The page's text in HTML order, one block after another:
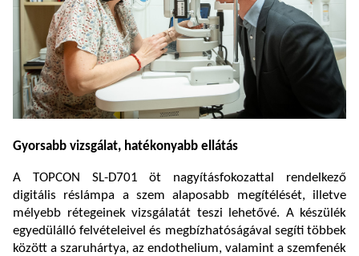
Gyorsabb vizsgálat, hatékonyabb ellátás
A TOPCON SL-D701 öt nagyításfokozattal rendelkező
digitális réslámpa a szem alaposabb megítélését, illetve
mélyebb rétegeinek vizsgálatát teszi lehetővé. A készülék
egyedülálló felvételeivel és megbízhatóságával segíti többek
között a szaruhártya, az endothelium, valamint a szemfenék